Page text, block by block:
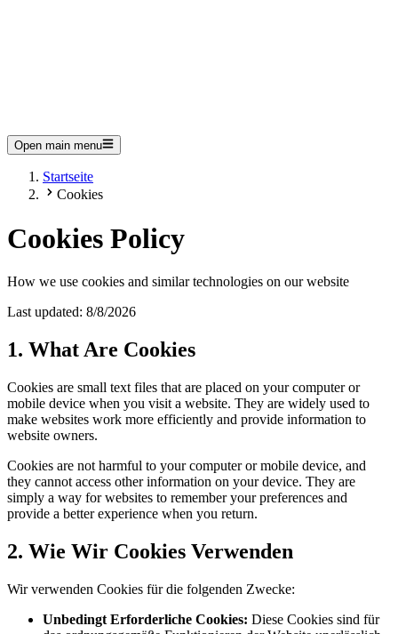
Open main menu
Startseite
Cookies
Cookies Policy
How we use cookies and similar technologies on our website
Last updated: 8/8/2026
1. What Are Cookies
Cookies are small text files that are placed on your computer or
mobile device when you visit a website. They are widely used to
make websites work more efficiently and provide information to
website owners.
Cookies are not harmful to your computer or mobile device, and
they cannot access other information on your device. They are
simply a way for websites to remember your preferences and
provide a better experience when you return.
2. Wie Wir Cookies Verwenden
Wir verwenden Cookies für die folgenden Zwecke:
Unbedingt Erforderliche Cookies: Diese Cookies sind für